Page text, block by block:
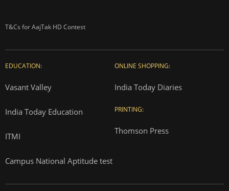
T&Cs for AajTak HD Contest
EDUCATION:
Vasant Valley
India Today Education
ITMI
Campus National Aptitude test
ONLINE SHOPPING:
India Today Diaries
PRINTING:
Thomson Press